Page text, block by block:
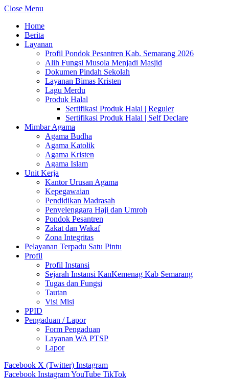
Close Menu
Home
Berita
Layanan
Profil Pondok Pesantren Kab. Semarang 2026
Alih Fungsi Musola Menjadi Masjid
Dokumen Pindah Sekolah
Layanan Bimas Kristen
Lagu Merdu
Produk Halal
Sertifikasi Produk Halal | Reguler
Sertifikasi Produk Halal | Self Declare
Mimbar Agama
Agama Budha
Agama Katolik
Agama Kristen
Agama Islam
Unit Kerja
Kantor Urusan Agama
Kepegawaian
Pendidikan Madrasah
Penyelenggara Haji dan Umroh
Pondok Pesantren
Zakat dan Wakaf
Zona Integritas
Pelayanan Terpadu Satu Pintu
Profil
Profil Instansi
Sejarah Instansi KanKemenag Kab Semarang
Tugas dan Fungsi
Tautan
Visi Misi
PPID
Pengaduan / Lapor
Form Pengaduan
Layanan WA PTSP
Lapor
Facebook X (Twitter) Instagram
Facebook InstagramYouTube TikTok